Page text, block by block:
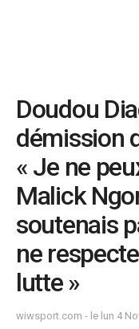
Doudou
démission
« Je ne
Malick
soutenais
ne
lutte »
wiwsport.com - le lun 4